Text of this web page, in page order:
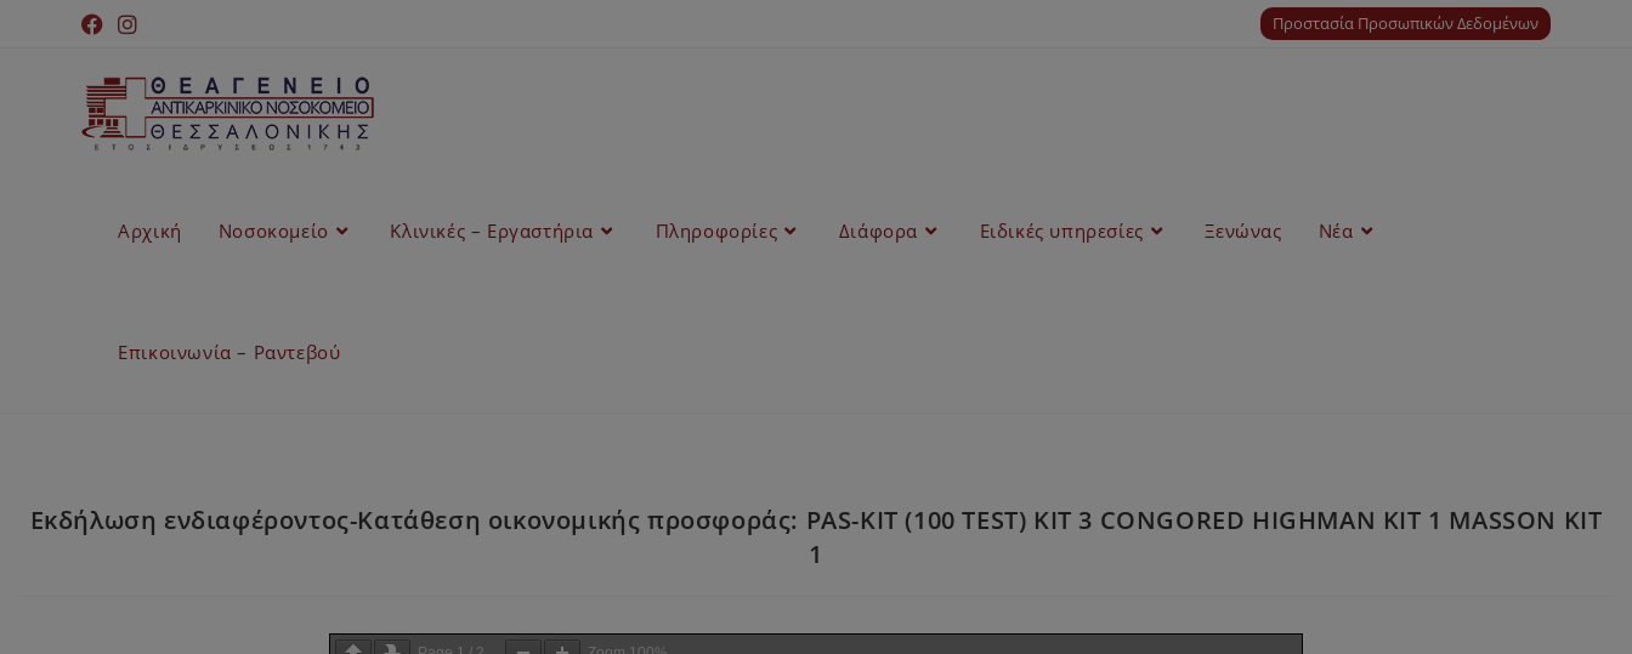
Προστασία Προσωπικών Δεδομένων
Αρχική Νοσοκομείο Κλινικές – Εργαστήρια Πληροφορίες Διάφορα Ειδικές υπηρεσίες Ξενώνας Νέα
Επικοινωνία – Ραντεβού
Εκδήλωση ενδιαφέροντος-Κατάθεση οικονομικής προσφοράς: PAS-KIT (100 TEST) ΚΙΤ 3 CONGORED HIGHMAN KIT 1 MASSON KIT
1